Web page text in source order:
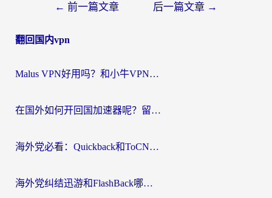
导
← 前一篇文章 后一篇文章 →
翻回国内vpn
Malus VPN好用吗？和小牛VPN对比哪个回国效果更好？海外党亲测实用指南
在国外如何开回国加速器呢？留学生亲测的无缝访问国内资源指南
海外党必看：Quickback和ToCN好用吗？3分钟选对回国加速器的实用指南
海外党纠结迅游和FlashBack哪个好？2026实用指南教你选对回国加速器